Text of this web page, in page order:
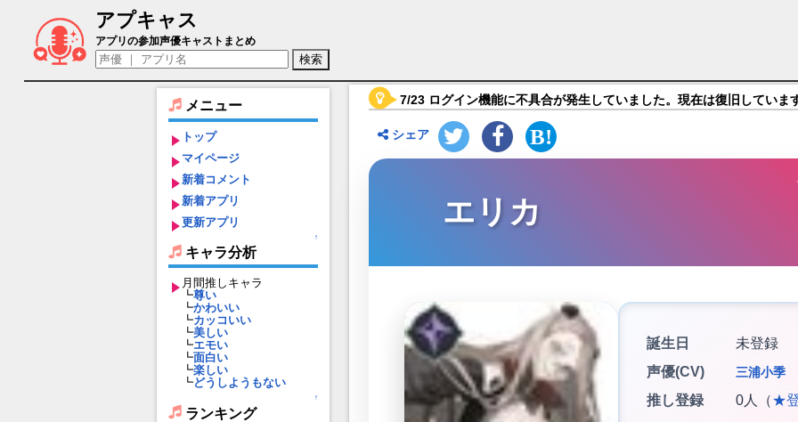
アプキャス
エリカ（声優：三浦小季)【忘却前夜】キャラ紹介
アプリの参加声優キャストまとめ
メニュー
トップ
マイページ
新着コメント
新着アプリ
更新アプリ
↑
キャラ分析
月間推しキャラ
┗尊い
┗かわいい
┗カッコいい
┗美しい
┗エモい
┗面白い
┗楽しい
┗どうしようもない
↑
ランキング
7/23 ログイン機能に不具合が発生していました。現在は復旧していま
シェア
エリカ
誕生日
未登録
声優(CV)
三浦小季
推し登録 0人（★